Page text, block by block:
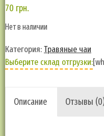
70 грн.
Нет в наличии
Категория:Травяные чаи
Выберите склад отгрузки:
Описание Отзывы